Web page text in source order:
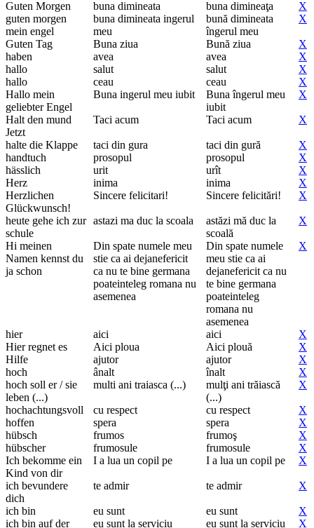
Guten Morgen
buna dimineata buna dimineaţa
X
guten morgen
mein engel
buna dimineata ingerul
meu
bună dimineata
îngerul meu
X
Guten Tag Buna ziua Bună ziua
X
haben
avea avea
X
hallo
salut salut
X
hallo
ceau ceau
X
Hallo mein
geliebter Engel
Buna ingerul meu iubit
Buna îngerul meu
iubit
X
Halt den mund
Jetzt
Taci acum Taci acum X
halte die Klappe taci din gura taci din gură
X
handtuch
prosopul prosopul
X
hässlich
urit urît
X
Herz
inima inima
X
Herzlichen
Glückwunsch!
Sincere felicitari! Sincere felicitări! X
heute gehe ich zur
schule
astazi ma duc la scoala
astăzi mă duc la
scoală
X
Hi meinen
Namen kennst du
ja schon
Din spate numele meu
stie ca ai dejanefericit
ca nu te bine germana
poateinteleg romana nu
asemenea
Din spate numele
meu stie ca ai
dejanefericit ca nu
te bine germana
poateinteleg
romana nu
asemenea
X
hier aici aici
X
Hier regnet es
Aici ploua Aici plouă
X
Hilfe
ajutor ajutor
X
hoch
ânalt înalt
X
hoch soll er / sie
leben (...)
multi ani traiasca (...)
mulţi ani trăiască
(...)
X
hochachtungsvoll cu respect cu respect
X
hoffen
spera spera
X
hübsch
frumos frumoş
X
hübscher
frumosule frumosule
X
Ich bekomme ein
Kind von dir
I a lua un copil pe I a lua un copil pe X
ich bevundere
dich
te admir te admir X
ich bin eu sunt eu sunt
X
ich bin auf der
eu sunt la serviciu eu sunt la serviciu X